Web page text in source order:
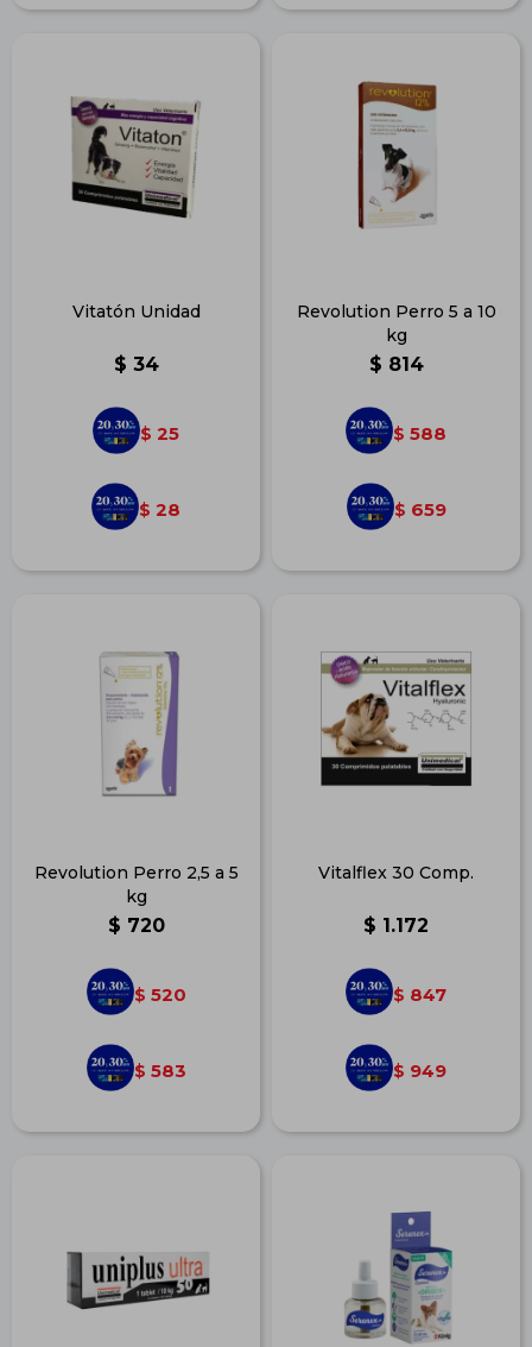
Vitatón Unidad
$ 34
$ 25
$ 28
Revolution Perro 5 a 10
kg
$ 814
$ 588
$ 659
Revolution Perro 2,5 a 5
kg
$ 720
$ 520
$ 583
Vitalflex 30 Comp.
$ 1.172
$ 847
$ 949